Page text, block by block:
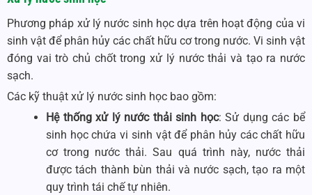
Phương pháp xử lý nước sinh học dựa trên hoạt động của vi
sinh vật để phân hủy các chất hữu cơ trong nước. Vi sinh vật
đóng vai trò chủ chốt trong xử lý nước thải và tạo ra nước
sạch.
Các kỹ thuật xử lý nước sinh học bao gồm:
Hệ thống xử lý nước thải sinh học: Sử dụng các bể
sinh học chứa vi sinh vật để phân hủy các chất hữu
cơ trong nước thải. Sau quá trình này, nước thải
được tách thành bùn thải và nước sạch, tạo ra một
quy trình tái chế tự nhiên.